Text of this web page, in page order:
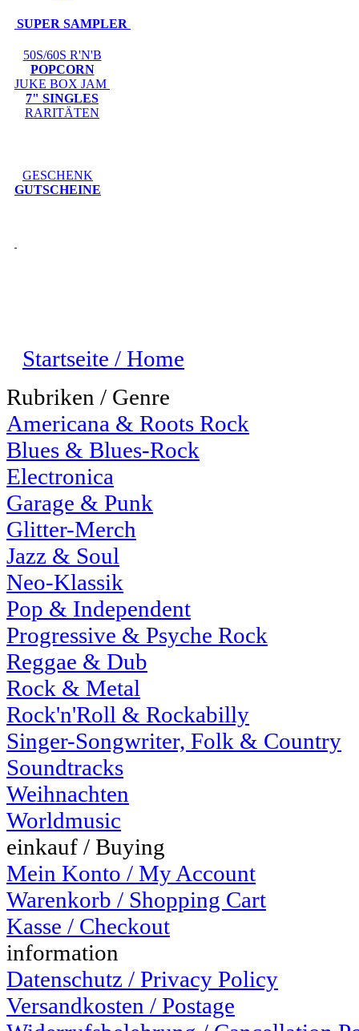
SUPER SAMPLER
50S/60S R'N'B
POPCORN
JUKE BOX JAM
7" SINGLES
RARITÄTEN
GESCHENK
GUTSCHEINE
Startseite / Home
Rubriken / Genre
Americana & Roots Rock
Blues & Blues-Rock
Electronica
Garage & Punk
Glitter-Merch
Jazz & Soul
Neo-Klassik
Pop & Independent
Progressive & Psyche Rock
Reggae & Dub
Rock & Metal
Rock'n'Roll & Rockabilly
Singer-Songwriter, Folk & Country
Soundtracks
Weihnachten
Worldmusic
einkauf / Buying
Mein Konto / My Account
Warenkorb / Shopping Cart
Kasse / Checkout
information
Datenschutz / Privacy Policy
Versandkosten / Postage